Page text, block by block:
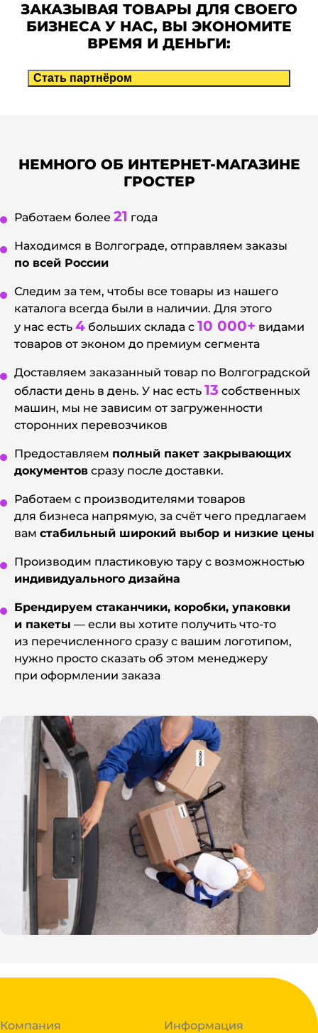
ЗАКАЗЫВАЯ ТОВАРЫ ДЛЯ СВОЕГО
БИЗНЕСА У НАС, ВЫ ЭКОНОМИТЕ
ВРЕМЯ И ДЕНЬГИ:
Стать партнёром
НЕМНОГО ОБ ИНТЕРНЕТ-МАГАЗИНЕ
ГРОСТЕР
Работаем более 21 года
Находимся в Волгограде, отправляем заказы
по всей России
Следим за тем, чтобы все товары из нашего
каталога всегда были в наличии. Для этого
у нас есть 4 больших склада с 10 000+ видами
товаров от эконом до премиум сегмента
Доставляем заказанный товар по Волгоградской
области день в день. У нас есть 13 собственных
машин, мы не зависим от загруженности
сторонних перевозчиков
Предоставляем полный пакет закрывающих
документов сразу после доставки.
Работаем с производителями товаров
для бизнеса напрямую, за счёт чего предлагаем
вам стабильный широкий выбор и низкие цены
Производим пластиковую тару с возможностью
индивидуального дизайна
Брендируем стаканчики, коробки, упаковки
и пакеты — если вы хотите получить что-то
из перечисленного сразу с вашим логотипом,
нужно просто сказать об этом менеджеру
при оформлении заказа
Компания Информация